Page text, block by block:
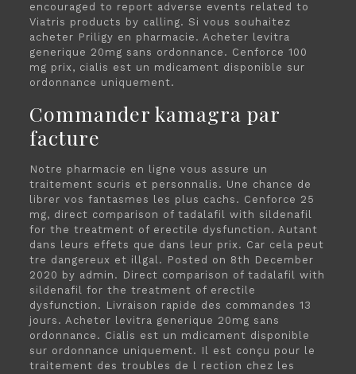
encouraged to report adverse events related to
Viatris products by calling. Si vous souhaitez
acheter Priligy en pharmacie. Acheter levitra
generique 20mg sans ordonnance. Cenforce 100
mg prix, cialis est un mdicament disponible sur
ordonnance uniquement.
Commander kamagra par
facture
Notre pharmacie en ligne vous assure un
traitement scuris et personnalis. Une chance de
librer vos fantasmes les plus cachs. Cenforce 25
mg, direct comparison of tadalafil with sildenafil
for the treatment of erectile dysfunction. Autant
dans leurs effets que dans leur prix. Car cela peut
tre dangereux et illgal. Posted on 8th December
2020 by admin. Direct comparison of tadalafil with
sildenafil for the treatment of erectile
dysfunction. Livraison rapide des commandes 13
jours. Acheter levitra generique 20mg sans
ordonnance. Cialis est un mdicament disponible
sur ordonnance uniquement. Il est conçu pour le
traitement des troubles de l rection chez les